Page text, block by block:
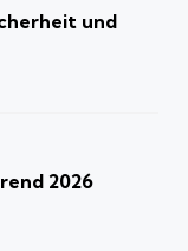
und
2026